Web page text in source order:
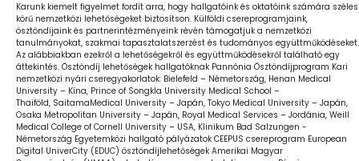
Karunk kiemelt figyelmet fordít arra, hogy hallgatóink és oktatóink számára széles
körű nemzetközi lehetőségeket biztosítson. Külföldi csereprogramjaink,
ösztöndíjaink és partnerintézményeink révén támogatjuk a nemzetközi
tanulmányokat, szakmai tapasztalatszerzést és tudományos együttműködéseket.
Az alábbiakban ezekről a lehetőségekről és együttműködésekről található egy
áttekintés. Ösztöndíj lehetőségek hallgatóknak Pannónia Ösztöndíjprogram Kari
nemzetközi nyári cseregyakorlatok: Bielefeld – Németország, Henan Medical
University – Kína, Prince of Songkla University Medical School –
Thaiföld, SaitamaMedical University – Japán, Tokyo Medical University – Japán,
Osaka Metropolitan University – Japán, Royal Medical Services – Jordánia, Weill
Medical College of Cornell University – USA, Klinikum Bad Salzungen -
Németország Egyetemközi hallgató pályázatok CEEPUS csereprogram European
Digital UniverCity (EDUC) ösztöndíjlehetőségek Amerikai Magyar